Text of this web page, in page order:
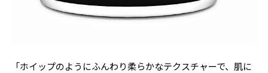
「ホイップのようにふんわり柔らかなテクスチャーで、肌に